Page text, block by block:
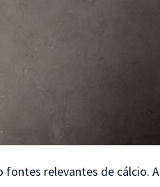
fontes relevantes de cálcio. A